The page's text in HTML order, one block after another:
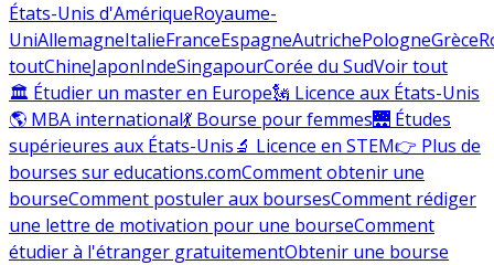
États-Unis d'AmériqueRoyaume-
UniAllemagneItalieFranceEspagneAutrichePologneGrèce
toutChineJaponIndeSingapourCorée du SudVoir tout
🏛 Étudier un master en Europe🗽 Licence aux États-Unis
🌎 MBA international💃 Bourse pour femmes🌉 Études
supérieures aux États-Unis🔬 Licence en STEM👉 Plus de
bourses sur educations.comComment obtenir une
bourseComment postuler aux boursesComment rédiger
une lettre de motivation pour une bourseComment
étudier à l'étranger gratuitementObtenir une bourse